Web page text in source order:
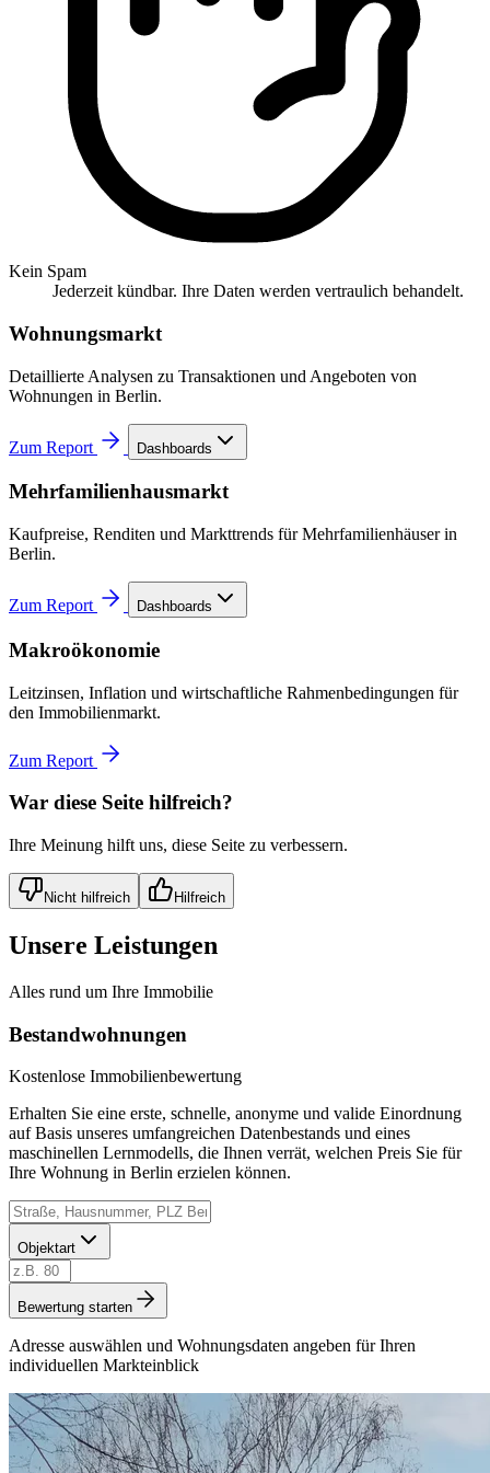
Kein Spam
Jederzeit kündbar. Ihre Daten werden vertraulich behandelt.
Wohnungsmarkt
Detaillierte Analysen zu Transaktionen und Angeboten von
Wohnungen in Berlin.
Zum Report Dashboards
Mehrfamilienhausmarkt
Kaufpreise, Renditen und Markttrends für Mehrfamilienhäuser in
Berlin.
Zum Report Dashboards
Makroökonomie
Leitzinsen, Inflation und wirtschaftliche Rahmenbedingungen für
den Immobilienmarkt.
Zum Report
War diese Seite hilfreich?
Ihre Meinung hilft uns, diese Seite zu verbessern.
Nicht hilfreich Hilfreich
Unsere Leistungen
Alles rund um Ihre Immobilie
Bestandwohnungen
Kostenlose Immobilienbewertung
Erhalten Sie eine erste, schnelle, anonyme und valide Einordnung
auf Basis unseres umfangreichen Datenbestands und eines
maschinellen Lernmodells, die Ihnen verrät, welchen Preis Sie für
Ihre Wohnung in Berlin erzielen können.
Objektart
Bewertung starten
Adresse auswählen und Wohnungsdaten angeben für Ihren
individuellen Markteinblick